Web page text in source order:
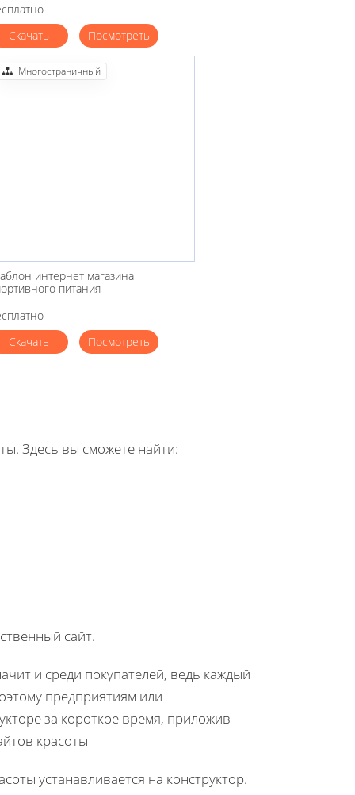
Скачать
Посмотреть
интернет магазина
питания
Скачать
Посмотреть
Многостраничный
Здесь вы сможете найти:
сайт.
и среди покупателей, ведь каждый
предприятиям или
за короткое время, приложив
устанавливается на конструктор.